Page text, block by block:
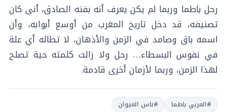
رحل باطما وربما لم يكن يعرف أنه بفنه الصادق، أنى كان
تصنيفه، قد دخل تاريخ المغرب من أوسع أبوابه، وأن
اسمه باق وصامد في الزمن والأذهان، لا تطاله أي علة
في نفوس البسطاء… رحل ولا زالت كلمته حية تصلح
لهذا الزمن، وربما لأزمان أخرى قادمة.
#العربي باطما #ناس الغيوان